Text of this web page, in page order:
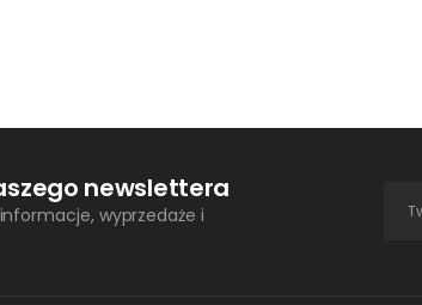
newslettera
wyprzedaże i